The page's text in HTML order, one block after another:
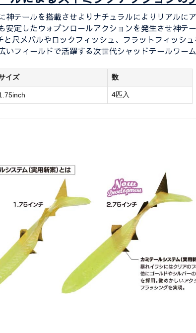
テールを搭載させよりナチュラルによりリアルに
定したウォブンロールアクションを発生させ神テ
尺メバルやロックフィッシュ、フラットフィッシ
いフィールドで活躍する次世代シャッドテールワーム
イズ 数
4匹入